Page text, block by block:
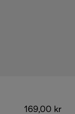
169,00 kr